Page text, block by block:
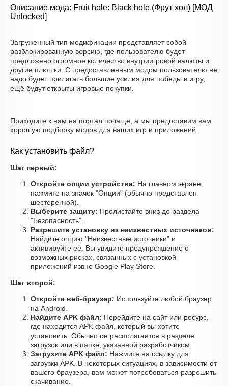
Описание мода: Fruit hole: Black hole (Фрут хол) [МОД
Unlocked]
Загруженный тип модификации представляет собой
разблокированную версию, где пользователю будет
предложено огромное количество внутриигровой валюты и
другие плюшки. С предоставленным модом пользователю не
надо будет прилагать большие усилия для победы в игру,
ещё будут открыты игровые покупки.
Приходите к нам на портал почаще, а мы предоставим вам
хорошую подборку модов для ваших игр и приложений.
Как установить файл?
Шаг первый:
Откройте опции устройства: На главном экране
нажмите на значок "Опции" (обычно представлен
шестеренкой).
Выберите защиту: Пролистайте вниз до раздела
"Безопасность".
Разрешите установку из неизвестных источников:
Найдите опцию "Неизвестные источники" и
активируйте её. Вы увидите предупреждение о
возможных рисках, связанных с установкой
приложений извне Google Play Store.
Шаг второй:
Откройте веб-браузер: Используйте любой браузер
на Android.
Найдите APK файл: Перейдите на сайт или ресурс,
где находится APK файл, который вы хотите
установить. Обычно он располагается в разделе
загрузок или в папке, указанной разработчиком.
Загрузите APK файл: Нажмите на ссылку для
загрузки APK. В некоторых ситуациях, в зависимости от
вашего браузера, вам может потребоваться разрешить
скачивание.